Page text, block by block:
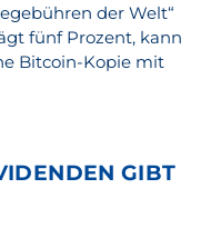
der Welt“
fünf Prozent, kann
Bitcoin-Kopie mit
GIBT